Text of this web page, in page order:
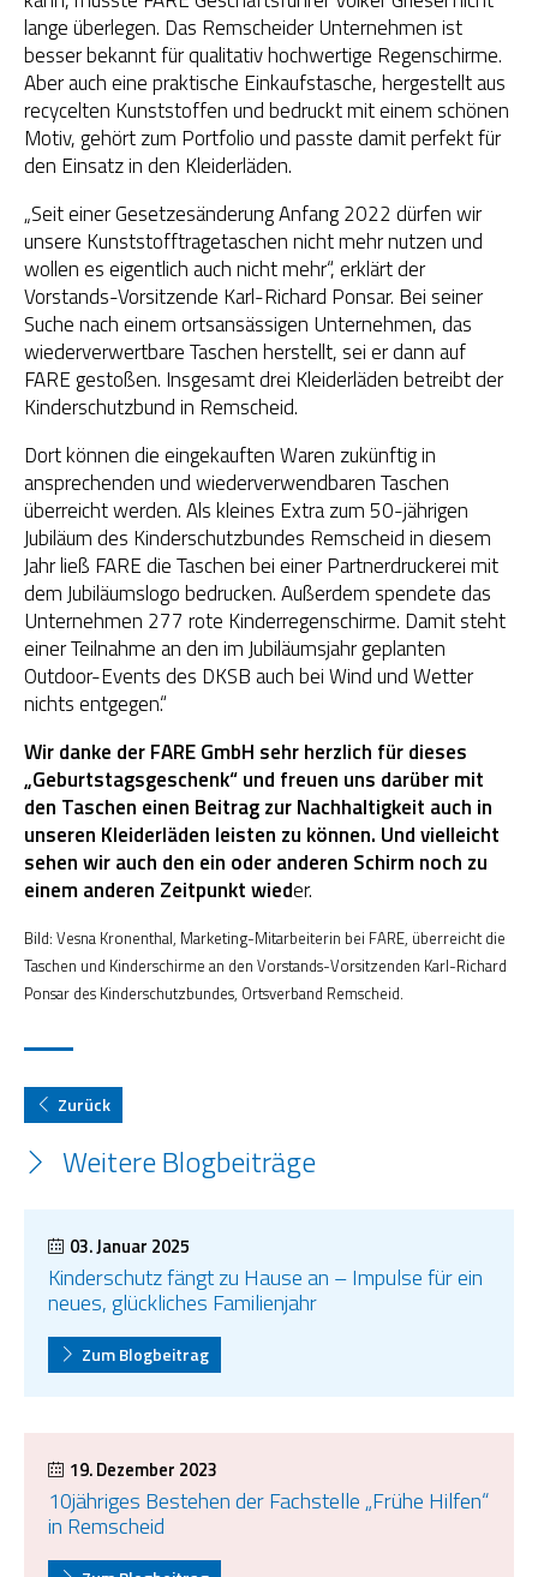
lange überlegen. Das Remscheider Unternehmen ist
besser bekannt für qualitativ hochwertige Regenschirme.
Aber auch eine praktische Einkaufstasche, hergestellt aus
recycelten Kunststoffen und bedruckt mit einem schönen
Motiv, gehört zum Portfolio und passte damit perfekt für
den Einsatz in den Kleiderläden.
„Seit einer Gesetzesänderung Anfang 2022 dürfen wir
unsere Kunststofftragetaschen nicht mehr nutzen und
wollen es eigentlich auch nicht mehr“, erklärt der
Vorstands-Vorsitzende Karl-Richard Ponsar. Bei seiner
Suche nach einem ortsansässigen Unternehmen, das
wiederverwertbare Taschen herstellt, sei er dann auf
FARE gestoßen. Insgesamt drei Kleiderläden betreibt der
Kinderschutzbund in Remscheid.
Dort können die eingekauften Waren zukünftig in
ansprechenden und wiederverwendbaren Taschen
überreicht werden. Als kleines Extra zum 50-jährigen
Jubiläum des Kinderschutzbundes Remscheid in diesem
Jahr ließ FARE die Taschen bei einer Partnerdruckerei mit
dem Jubiläumslogo bedrucken. Außerdem spendete das
Unternehmen 277 rote Kinderregenschirme. Damit steht
einer Teilnahme an den im Jubiläumsjahr geplanten
Outdoor-Events des DKSB auch bei Wind und Wetter
nichts entgegen.“
Wir danke der FARE GmbH sehr herzlich für dieses
„Geburtstagsgeschenk“ und freuen uns darüber mit
den Taschen einen Beitrag zur Nachhaltigkeit auch in
unseren Kleiderläden leisten zu können. Und vielleicht
sehen wir auch den ein oder anderen Schirm noch zu
einem anderen Zeitpunkt wieder.
Bild: Vesna Kronenthal, Marketing-Mitarbeiterin bei FARE, überreicht die
Taschen und Kinderschirme an den Vorstands-Vorsitzenden Karl-Richard
Ponsar des Kinderschutzbundes, Ortsverband Remscheid.
Zurück
Weitere Blogbeiträge
03. Januar 2025
Kinderschutz fängt zu Hause an – Impulse für ein
neues, glückliches Familienjahr
Zum Blogbeitrag
19. Dezember 2023
10jähriges Bestehen der Fachstelle „Frühe Hilfen“
in Remscheid